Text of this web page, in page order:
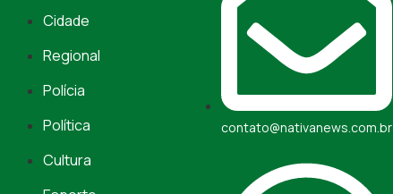
Cidade
Regional
Polícia
Política
Cultura
contato@nativanews.com.br